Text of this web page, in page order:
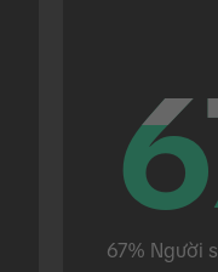
67% Người